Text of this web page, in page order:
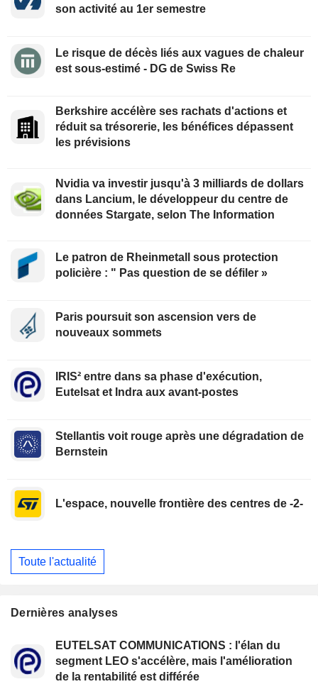
son activité au 1er semestre
Le risque de décès liés aux vagues de chaleur
est sous-estimé - DG de Swiss Re
Berkshire accélère ses rachats d'actions et
réduit sa trésorerie, les bénéfices dépassent
les prévisions
Nvidia va investir jusqu'à 3 milliards de dollars
dans Lancium, le développeur du centre de
données Stargate, selon The Information
Le patron de Rheinmetall sous protection
policière : " Pas question de se défiler »
Paris poursuit son ascension vers de
nouveaux sommets
IRIS² entre dans sa phase d'exécution,
Eutelsat et Indra aux avant-postes
Stellantis voit rouge après une dégradation de
Bernstein
L'espace, nouvelle frontière des centres de -2-
Toute l'actualité
Dernières analyses
EUTELSAT COMMUNICATIONS : l'élan du
segment LEO s'accélère, mais l'amélioration
de la rentabilité est différée